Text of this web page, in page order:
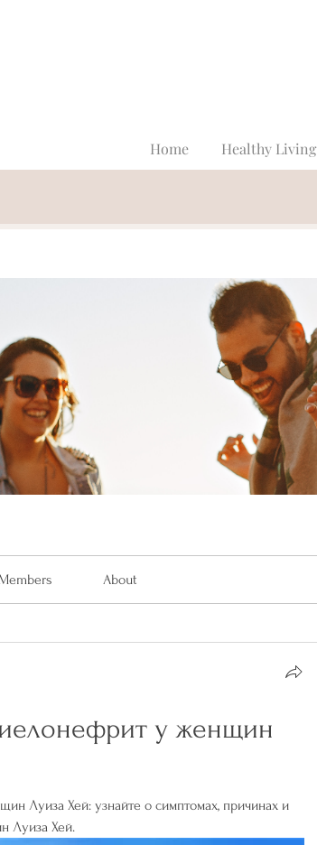
Home Healthy Living
Members About
у женщин
Луиза Хей: узнайте о симптомах, причинах и
Луиза Хей.